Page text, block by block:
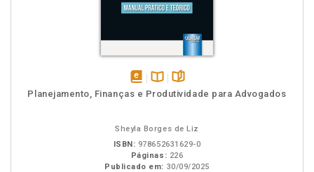
disponívelDisponível
páginas
Planejamento, Finanças e Produtividade para Advogados
Sheyla Borges de Liz
ISBN: 978652631629-0
Páginas: 226
Publicado em: 30/09/2025